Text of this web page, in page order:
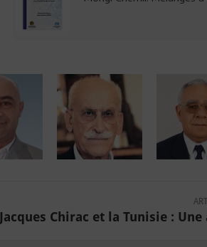
Jacques Chirac et la Tunisie :